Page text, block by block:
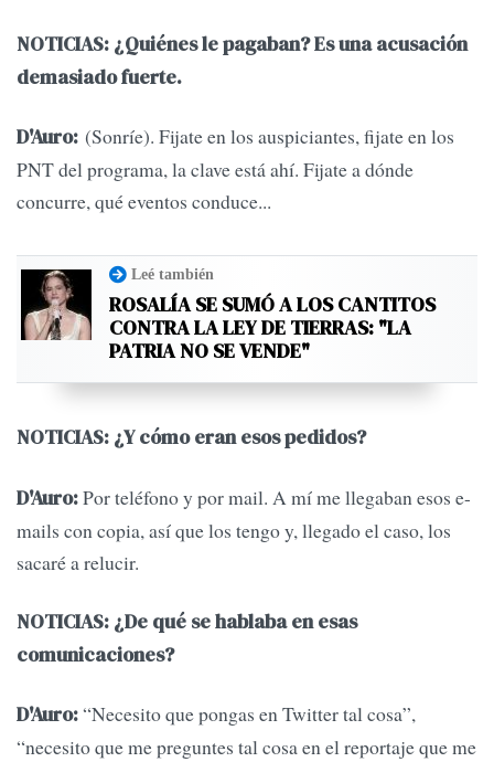
NOTICIAS: ¿Quiénes le pagaban? Es una acusación
demasiado fuerte.
D'Auro: (Sonríe). Fijate en los auspiciantes, fijate en los
PNT del programa, la clave está ahí. Fijate a dónde
concurre, qué eventos conduce...
Leé también
ROSALÍA SE SUMÓ A LOS CANTITOS
CONTRA LA LEY DE TIERRAS: "LA
PATRIA NO SE VENDE"
NOTICIAS: ¿Y cómo eran esos pedidos?
D'Auro:Por teléfono y por mail. A mí me llegaban esos e-
mails con copia, así que los tengo y, llegado el caso, los
sacaré a relucir.
NOTICIAS: ¿De qué se hablaba en esas
comunicaciones?
D'Auro:“Necesito que pongas en Twitter tal cosa”,
“necesito que me preguntes tal cosa en el reportaje que me